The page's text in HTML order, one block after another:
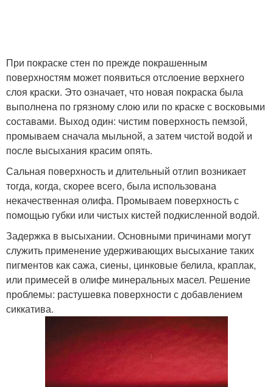
При покраске стен по прежде покрашенным
поверхностям может появиться отслоение верхнего
слоя краски. Это означает, что новая покраска была
выполнена по грязному слою или по краске с восковыми
составами. Выход один: чистим поверхность пемзой,
промываем сначала мыльной, а затем чистой водой и
после высыхания красим опять.
Сальная поверхность и длительный отлип возникает
тогда, когда, скорее всего, была использована
некачественная олифа. Промываем поверхность с
помощью губки или чистых кистей подкисленной водой.
Задержка в высыхании. Основными причинами могут
служить применение удерживающих высыхание таких
пигментов как сажа, сиены, цинковые белила, краплак,
или примесей в олифе минеральных масел. Решение
проблемы: растушевка поверхности с добавлением
сиккатива.